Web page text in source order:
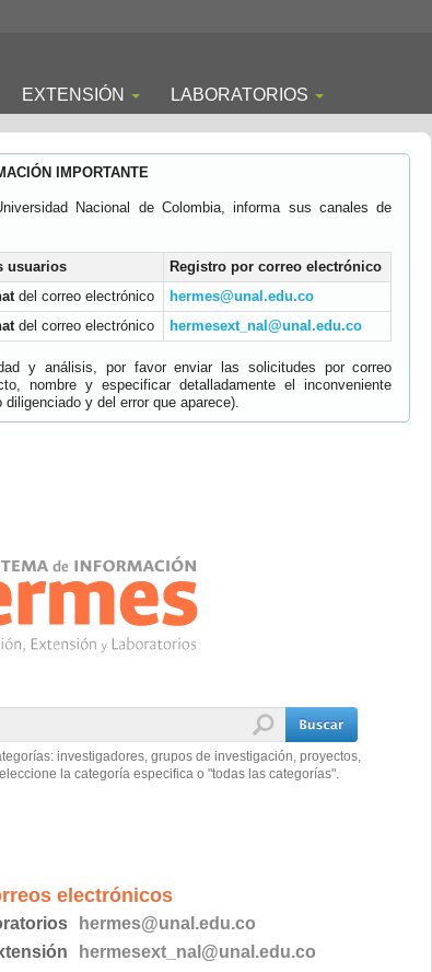
EXTENSIÓN LABORATORIOS
IMPORTANTE
Nacional de Colombia, informa sus canales de
usuarios
Registro por correo electrónico
del correo electrónico
hermes@unal.edu.co
del correo electrónico hermesext_nal@unal.edu.co
y análisis, por favor enviar las solicitudes por correo
nombre y especificar detalladamente el inconveniente
y del error que aparece).
investigadores, grupos de investigación, proyectos,
la categoría especifica o "todas las categorías".
electrónicos
hermes@unal.edu.co
hermesext_nal@unal.edu.co